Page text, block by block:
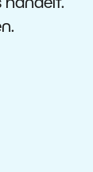
handelt.